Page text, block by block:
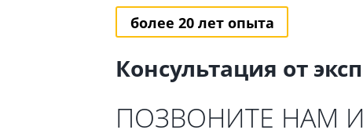
более 20 лет опыта
Консультация от
ПОЗВОНИТЕ НАМ